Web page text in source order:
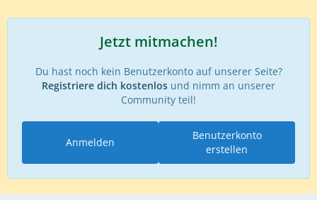
Jetzt mitmachen!
Du hast noch kein Benutzerkonto auf unserer Seite?
Registriere dich kostenlos und nimm an unserer
Community teil!
Benutzerkonto
erstellen
Anmelden